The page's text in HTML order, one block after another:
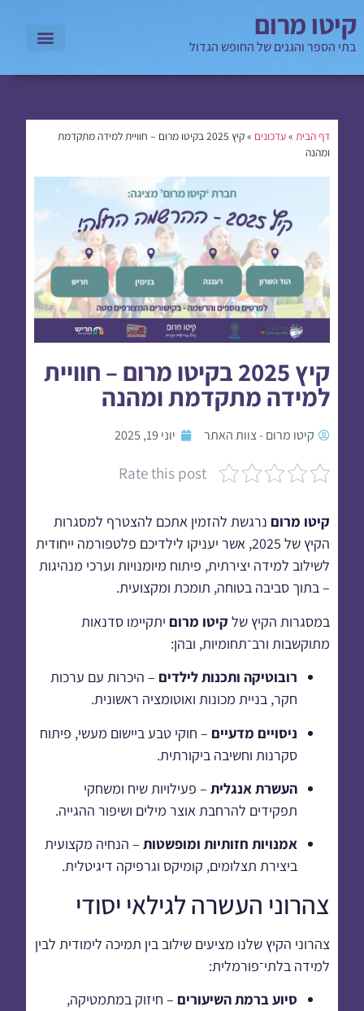
קיטו מרום
בתי הספר והגנים של החופש הגדול
דף הבית »עדכונים »
קיץ 2025 בקיטו מרום – חוויית למידה מתקדמת
ומהנה
קיץ 2025 בקיטו מרום – חוויית
למידה מתקדמת ומהנה
קיטו מרום - צוות האתר יוני 19, 2025
Rate this post
קיטו מרום נרגשת להזמין אתכם להצטרף למסגרות
הקיץ של 2025, אשר יעניקו לילדיכם פלטפורמה ייחודית
לשילוב למידה יצירתית, פיתוח מיומנויות וערכי מנהיגות
– בתוך סביבה בטוחה, תומכת ומקצועית.
במסגרות הקיץ של קיטו מרום יתקיימו סדנאות
מתוקשבות ורב־תחומיות, ובהן:
רובוטיקה ותכנות לילדים – היכרות עם ערכות
חקר, בניית מכונות ואוטומציה ראשונית.
ניסויים מדעיים – חוקי טבע ביישום מעשי, פיתוח
סקרנות וחשיבה ביקורתית.
העשרת אנגלית – פעילויות שיח ומשחקי
תפקידים להרחבת אוצר מילים ושיפור ההגייה.
אמנויות חזותיות ומופשטות – הנחיה מקצועית
ביצירת תצלומים, קומיקס וגרפיקה דיגיטלית.
צהרוני העשרה לגילאי יסודי
צהרוני הקיץ שלנו מציעים שילוב בין תמיכה לימודית לבין
למידה בלתי־פורמלית:
סיוע ברמת השיעורים – חיזוק במתמטיקה,